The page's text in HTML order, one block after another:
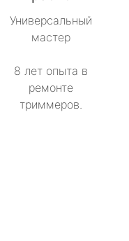
Универсальный
мастер
8 лет опыта в
ремонте
триммеров.